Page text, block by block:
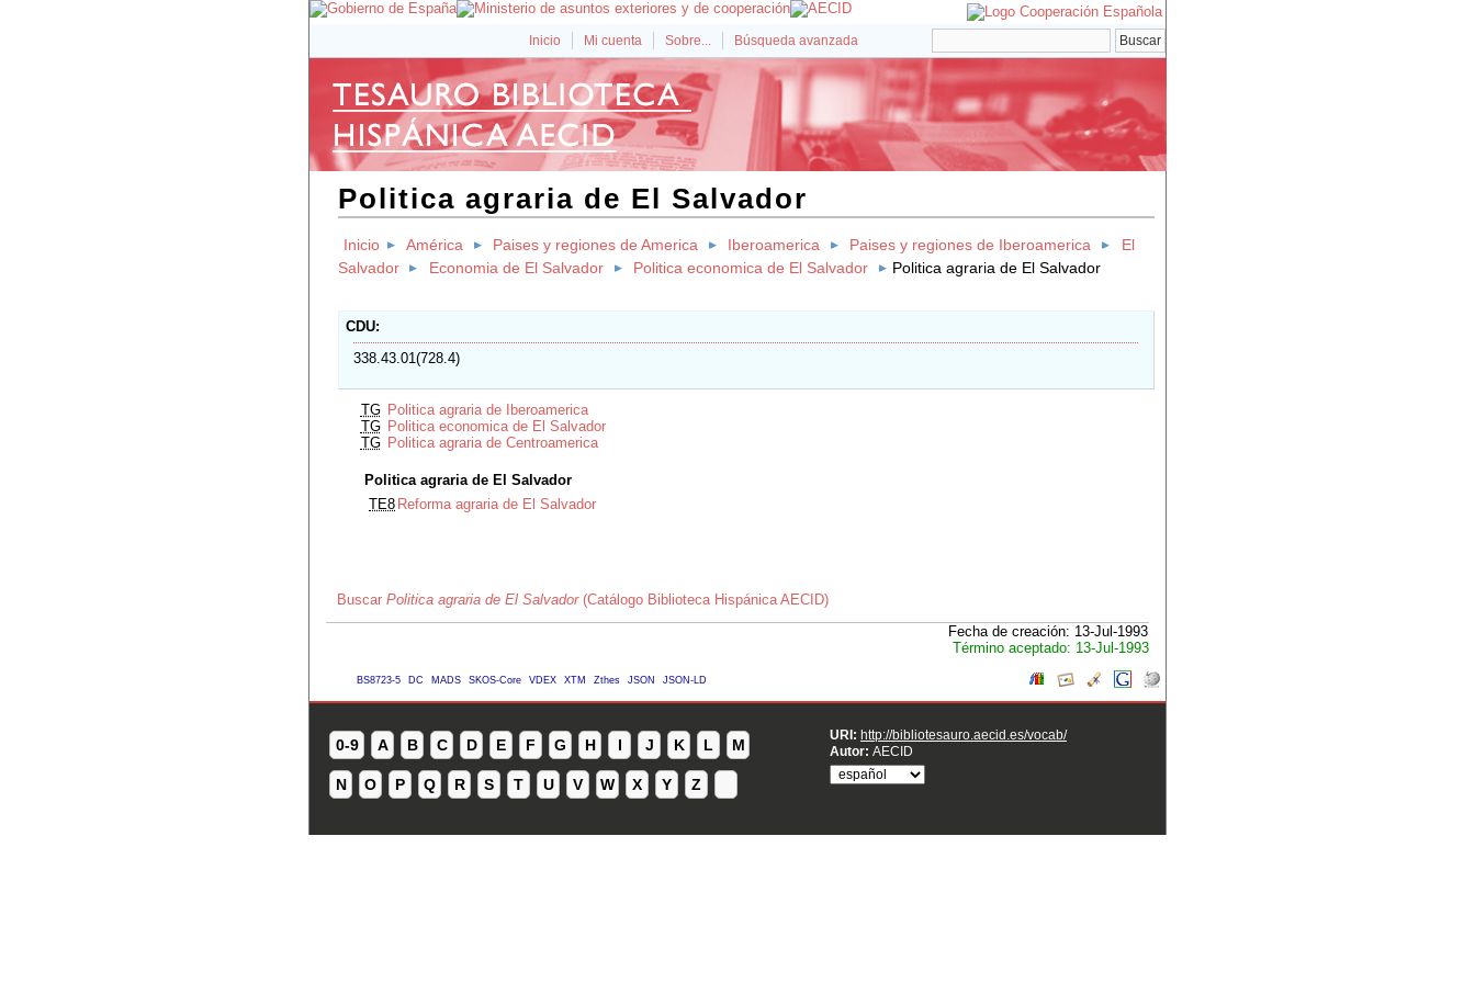
Inicio Mi cuenta Sobre... Búsqueda avanzada
Politica agraria de El Salvador
Inicio América Paises y regiones de America Iberoamerica Paises y regiones de Iberoamerica
El
Salvador
Economia de El Salvador Politica economica de El Salvador Politica agraria de El Salvador
CDU
338.43.01(728.4)
TG Politica agraria de Iberoamerica
TG Politica economica de El Salvador
TG Politica agraria de Centroamerica
Politica agraria de El Salvador
TE8 Reforma agraria de El Salvador
Buscar Politica agraria de El Salvador(Catálogo Biblioteca Hispánica AECID)
Fecha de creación: 13-Jul-1993
Término aceptado: 13-Jul-1993
BS8723-5 DC MADS SKOS-Core VDEX XTM Zthes JSON JSON-LD
0-9 A B C D E F G H I J K L M
N O P Q R S T U V W X Y Z
URI: http://bibliotesauro.aecid.es/vocab/
Autor: AECID